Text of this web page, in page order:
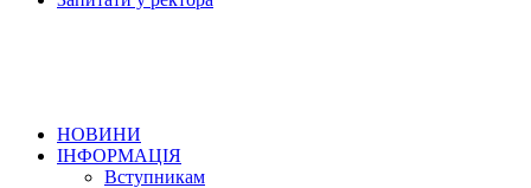
НОВИНИ
ІНФОРМАЦІЯ
Вступникам